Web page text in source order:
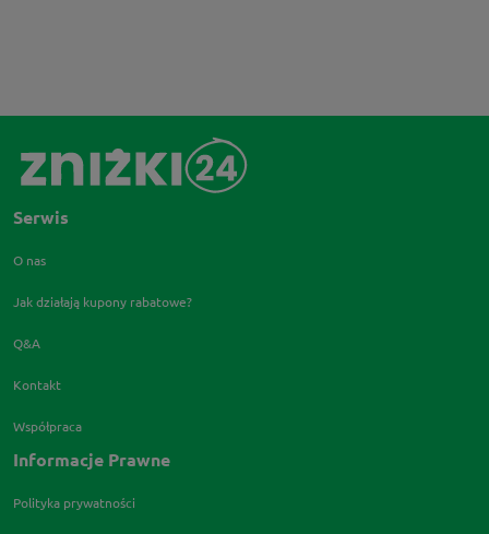
Serwis
O nas
Jak działają kupony rabatowe?
Q&A
Kontakt
Współpraca
Informacje Prawne
Polityka prywatności